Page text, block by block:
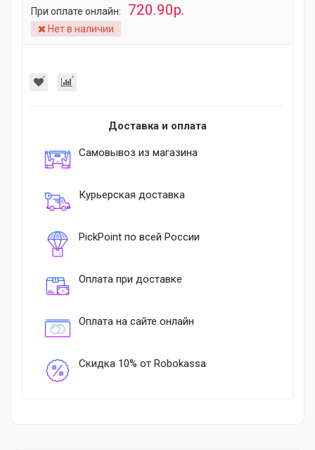
При оплате онлайн: 720.90р.
Нет в наличии
Доставка и оплата
Самовывоз из магазина
Курьерская доставка
PickPoint по всей России
Оплата при доставке
Оплата на сайте онлайн
Скидка 10% от Robokassa